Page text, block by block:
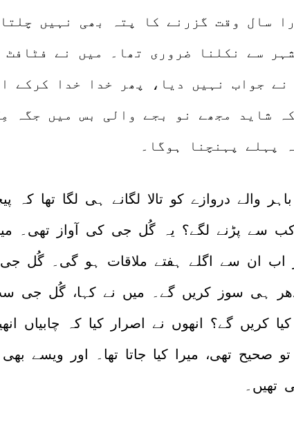
سال وقت گزرنے کا پتہ بھی نہیں
سے نکلنا ضروری تھا۔ میں نے فٹافٹ
جواب نہیں دیا، پھر خدا خدا کرکے
شاید مجھے نو بجے والی بس میں جگہ
پہلے پہنچنا ہوگا۔
والے دروازے کو تالا لگانے ہی لگا تھا کہ
سے پڑنے لگے؟ یہ گُل جی کی آواز تھی۔
اب ان سے اگلے ہفتے ملاقات ہو گی۔ گُل جی
ہی سوز کریں گے۔ میں نے کہا، گُل جی سب
کریں گے؟ انھوں نے اصرار کیا کہ چابیاں
تو صحیح تھی، میرا کیا جاتا تھا۔ اور ویسے
تھیں۔